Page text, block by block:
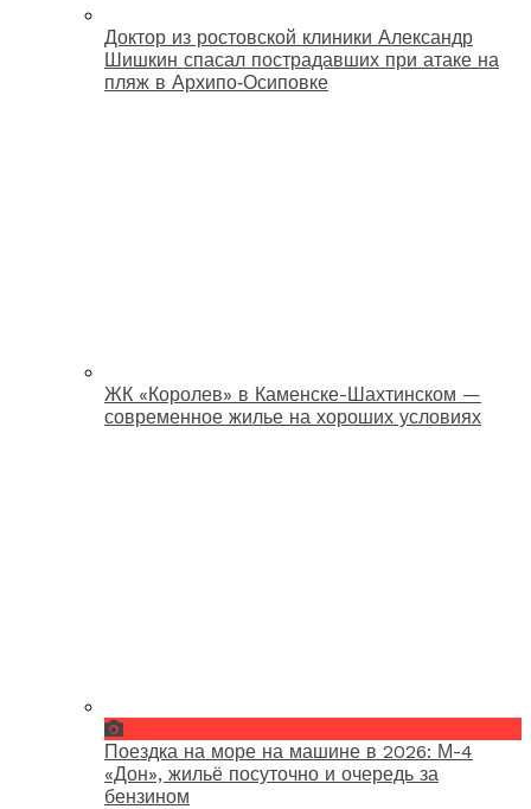
Доктор из ростовской клиники Александр
Шишкин спасал пострадавших при атаке на
пляж в Архипо‑Осиповке
ЖК «Королев» в Каменске-Шахтинском —
современное жилье на хороших условиях
Поездка на море на машине в 2026: М-4
«Дон», жильё посуточно и очередь за
бензином